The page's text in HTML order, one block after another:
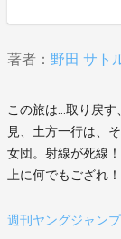
著者： 野田 サト
この旅は…取り戻
見、土方一行は、
女団。射線が死線
上に何でもござれ
週刊ヤングジャンプ